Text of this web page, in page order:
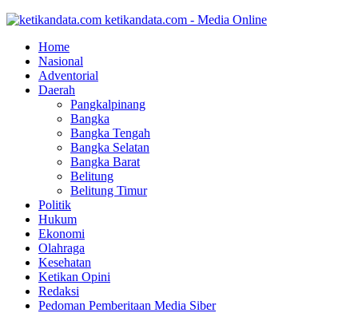
ketikandata.com - Media Online
Home
Nasional
Adventorial
Daerah
Pangkalpinang
Bangka
Bangka Tengah
Bangka Selatan
Bangka Barat
Belitung
Belitung Timur
Politik
Hukum
Ekonomi
Olahraga
Kesehatan
Ketikan Opini
Redaksi
Pedoman Pemberitaan Media Siber